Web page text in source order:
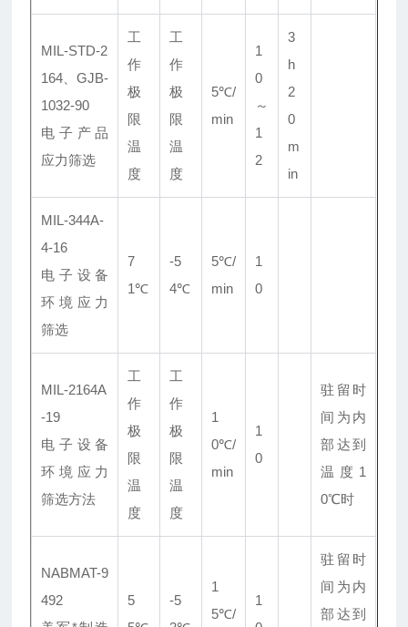
MIL-STD-2
164、GJB-
1032-90
电子产品
应力筛选
工
作
极
限
温
度
工
作
极
限
温
度
5℃/
min
1
0
～
1
2
3
h
2
0
m
in
MIL-344A-
4-16
电子设备
环境应力
筛选
7
1℃
-5
4℃
5℃/
min
1
0
MIL-2164A
-19
电子设备
环境应力
筛选方法
工
作
极
限
温
度
工
作
极
限
温
度
1
0℃/
min
1
0
驻留时
间为内
部达到
温度1
0℃时
NABMAT-9
492
5
-5
1
5℃/
1
驻留时
间为内
部达到